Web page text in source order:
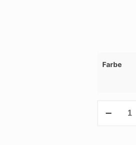
Farbe
Menge